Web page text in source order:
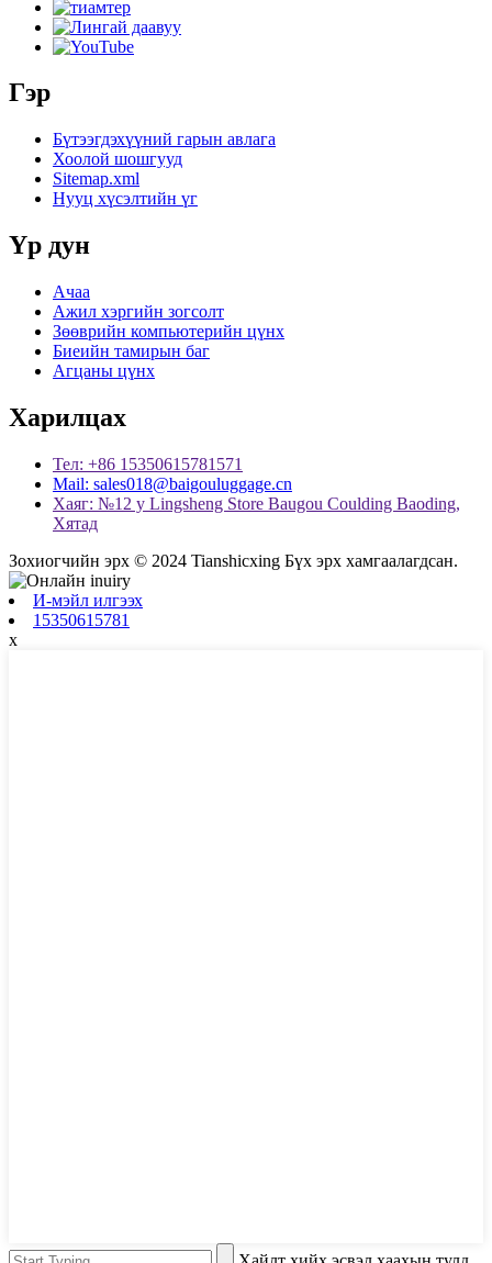
Гэр
Бүтээгдэхүүний гарын авлага
Хоолой шошгууд
Sitemap.xml
Нууц хүсэлтийн үг
Үр дун
Ачаа
Ажил хэргийн зогсолт
Зөөврийн компьютерийн цүнх
Биеийн тамирын баг
Агцаны цүнх
Харилцах
Тел: +86 15350615781571
Mail: sales018@baigouluggage.cn
Хаяг: №12 y Lingsheng Store Baugou Coulding Baoding,
Хятад
Зохиогчийн эрх © 2024 Tianshicxing Бүх эрх хамгаалагдсан.
И-мэйл илгээх
15350615781
x